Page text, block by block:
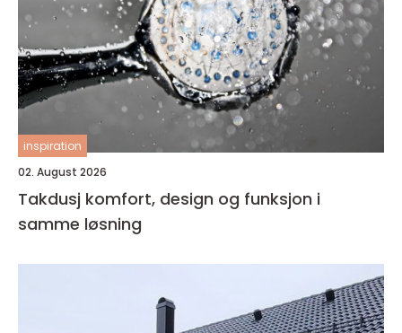
inspiration
02. August 2026
Takdusj komfort, design og funksjon i
samme løsning